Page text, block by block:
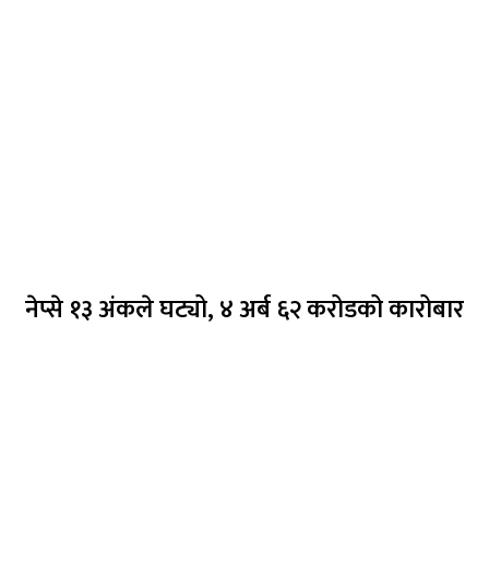
नेप्से १३ अंकले घट्यो, ४ अर्ब ६२ करोडको कारोबार